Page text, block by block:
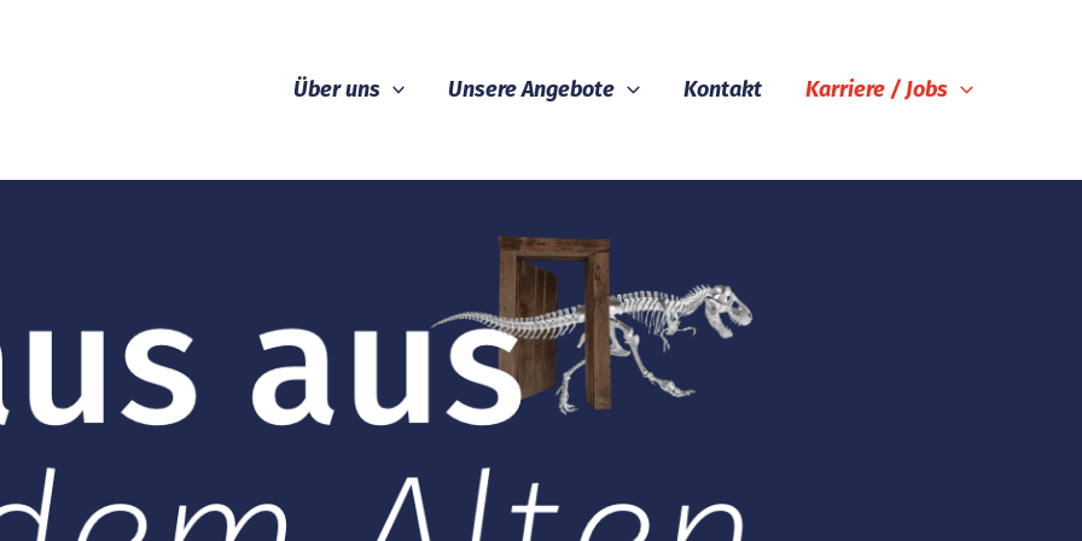
Über uns Unsere Angebote Kontakt Karriere / Jobs